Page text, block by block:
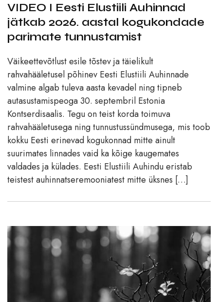
VIDEO I Eesti Elustiili Auhinnad
jätkab 2026. aastal kogukondade
parimate tunnustamist
Väikeettevõtlust esile tõstev ja täielikult
rahvahääletusel põhinev Eesti Elustiili Auhinnade
valmine algab tuleva aasta kevadel ning tipneb
autasustamispeoga 30. septembril Estonia
Kontserdisaalis. Tegu on teist korda toimuva
rahvahääletusega ning tunnustussündmusega, mis toob
kokku Eesti erinevad kogukonnad mitte ainult
suurimates linnades vaid ka kõige kaugemates
valdades ja külades. Eesti Elustiili Auhindu eristab
teistest auhinnatseremooniatest mitte üksnes […]